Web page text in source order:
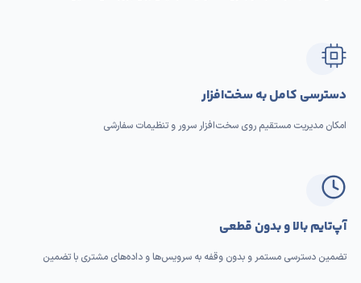
دسترسی کامل به سخت‌افزار
امکان مدیریت مستقیم روی سخت‌افزار سرور و تنظیمات سفارشی
آپ‌تایم بالا و بدون قطعی
تضمین دسترسی مستمر و بدون وقفه به سرویس‌ها و داده‌های مشتری با تضمین